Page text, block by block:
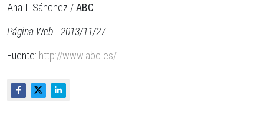
Ana I. Sánchez /ABC
Página Web - 2013/11/27
Fuente: http://www.abc.es/